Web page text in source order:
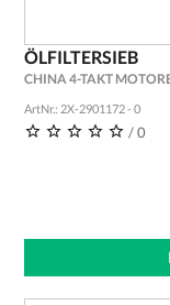
ÖLFILTERSIEB
CHINA 4-TAKT
ArtNr.: 2X-2901172 - 0
/ 0